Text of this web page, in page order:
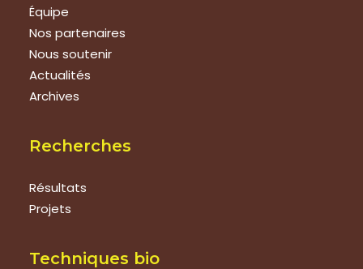
Équipe
Nos partenaires
Nous soutenir
Actualités
Archives
Recherches
Résultats
Projets
Techniques bio